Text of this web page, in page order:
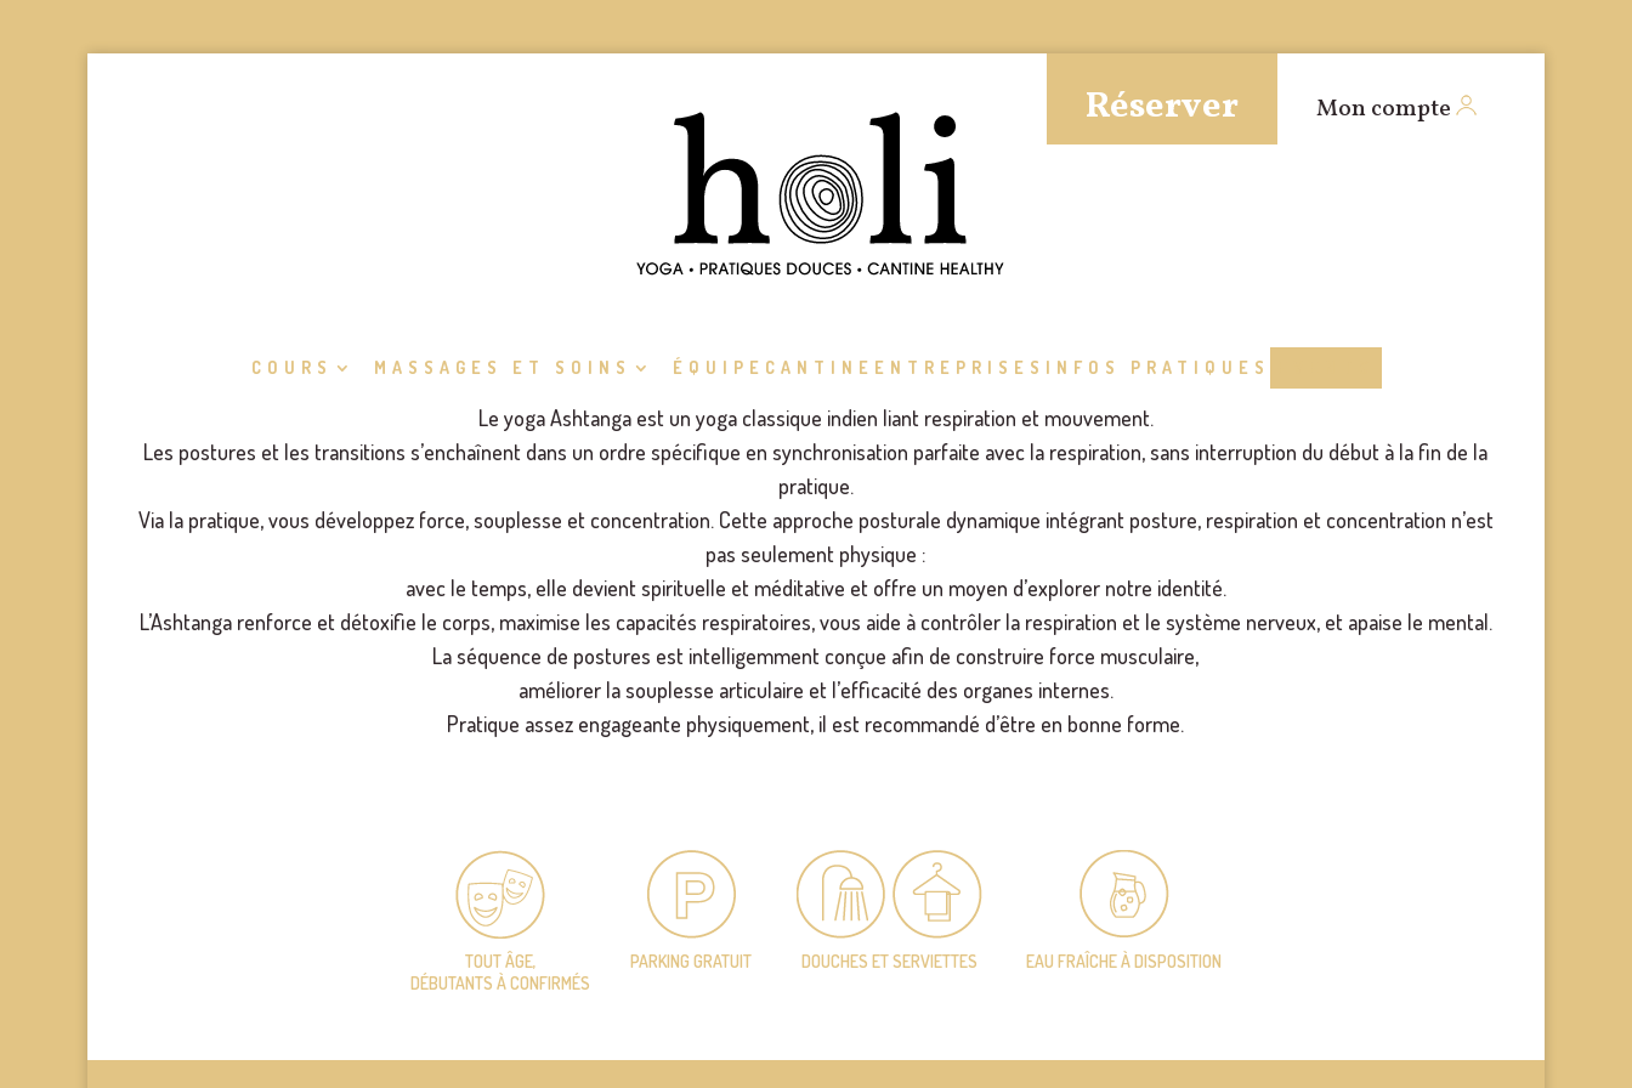
Réserver Mon compte
COURS MASSAGES ET SOINS ÉQUIPE CANTINE ENTREPRISES INFOS PRATIQUES
Le yoga Ashtanga est un yoga classique indien liant respiration et mouvement.
Les postures et les transitions s’enchaînent dans un ordre spécifique en synchronisation parfaite avec la respiration, sans interruption du début à la fin de la
pratique.
Via la pratique, vous développez force, souplesse et concentration. Cette approche posturale dynamique intégrant posture, respiration et concentration n’est
pas seulement physique :
avec le temps, elle devient spirituelle et méditative et offre un moyen d’explorer notre identité.
L’Ashtanga renforce et détoxifie le corps, maximise les capacités respiratoires, vous aide à contrôler la respiration et le système nerveux, et apaise le mental.
La séquence de postures est intelligemment conçue afin de construire force musculaire,
améliorer la souplesse articulaire et l’efficacité des organes internes.
Pratique assez engageante physiquement, il est recommandé d’être en bonne forme.
TOUT ÂGE,
DÉBUTANTS À CONFIRMÉS
PARKING GRATUIT DOUCHES ET SERVIETTES EAU FRAÎCHEÀ DISPOSITION